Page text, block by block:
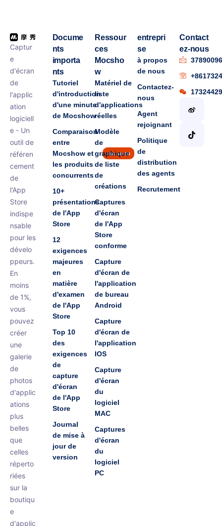
Captur
e
d'écran
de
l'applic
ation
logiciell
e - Un
outil de
référen
cement
de
l'App
Store
indispe
nsable
pour les
dévelo
ppeurs.
En
moins
de 1%,
vous
pouvez
créer
une
galerie
de
photos
d'applic
ations
plus
belles
que
celles
réperto
riées
sur la
boutiqu
e
d'applic
Docume
nts
importa
nts
Tutoriel
d'introduction
d'une minute
de Mocshow
Comparaison
entre
Mocshow et
les produits
concurrents
nouveau
10+
présentations
de l'App
Store
12
exigences
majeures
en
matière
d'examen
de l'App
Store
Top 10
des
exigences
de
capture
d'écran
de l'App
Store
Journal
de mise à
jour de
version
Ressour
ces
Mocsho
w
Matériel de
liste
d'applications
réelles
Modèle
de
graphique
de liste
de
créations
Captures
d'écran
de l'App
Store
conforme
Capture
d'écran de
l'application
de bureau
Android
Capture
d'écran de
l'application
IOS
Capture
d'écran
du
logiciel
MAC
Captures
d'écran
du
logiciel
PC
entrepri
se
à propos
de nous
Contactez-
nous
Agent
rejoignant
Politique
de
distribution
des agents
Recrutement
Contact
ez-nous